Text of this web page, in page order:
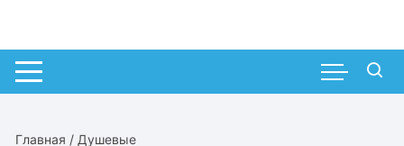
Главная / Душевые